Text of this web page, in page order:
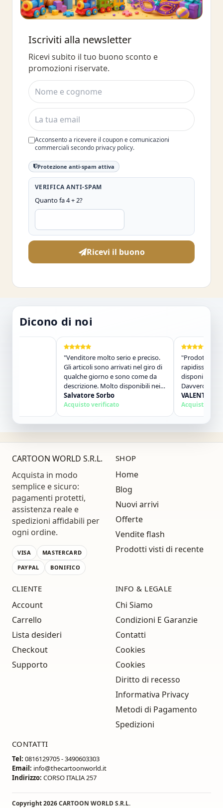
del 10%
Iscriviti alla newsletter
Ricevi subito il tuo buono sconto e
promozioni riservate.
Acconsento a ricevere il coupon e comunicazioni
commerciali secondo privacy policy.
Protezione anti-spam attiva
VERIFICA ANTI-SPAM
Quanto fa 4 + 2?
Ricevi il buono
Dicono di noi
"Venditore molto serio e preciso.
Gli articoli sono arrivati nel giro di
qualche giorno e sono come da
descrizione. Molto disponibili nei
contatti. Consigliato."
Salvatore Sorbo
Acquisto verificato
"Prodotto
rapidissimi.
disponibile e
Davvero un
consiglierò
comprerò
VALENTINA
Acquisto
CARTOON WORLD S.R.L.
Acquista in modo
semplice e sicuro:
pagamenti protetti,
assistenza reale e
spedizioni affidabili per
ogni ordine.
VISA
MASTERCARD
PAYPAL
BONIFICO
SHOP
Home
Blog
Nuovi arrivi
Offerte
Vendite flash
Prodotti visti di recente
CLIENTE
Account
Carrello
Lista desideri
Checkout
Supporto
INFO & LEGALE
Chi Siamo
Condizioni E Garanzie
Contatti
Cookies
Cookies
Diritto di recesso
Informativa Privacy
Metodi di Pagamento
Spedizioni
CONTATTI
Tel: 0816129705 - 3490603303
Email: info@thecartoonworld.it
Indirizzo: CORSO ITALIA 257
Copyright 2026CARTOON WORLD S.R.L.